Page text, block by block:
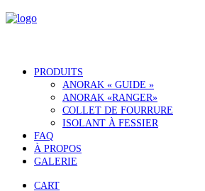
PRODUITS
ANORAK « GUIDE »
ANORAK «RANGER»
COLLET DE FOURRURE
ISOLANT À FESSIER
FAQ
À PROPOS
GALERIE
CART